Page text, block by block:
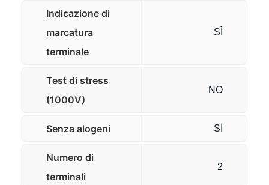
Indicazione di
marcatura
terminale
SÌ
Test di stress
(1000V)
NO
Senza alogeni SÌ
Numero di
terminali
2